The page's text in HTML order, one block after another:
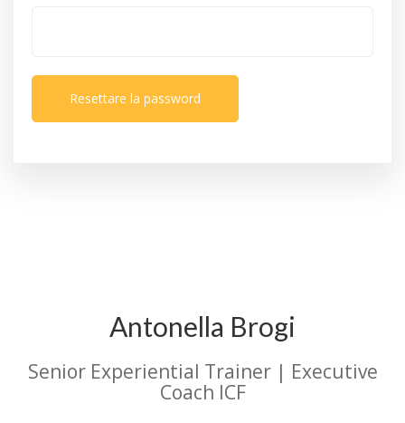
Resettare la password
Antonella Brogi
Senior Experiential Trainer | Executive
Coach ICF